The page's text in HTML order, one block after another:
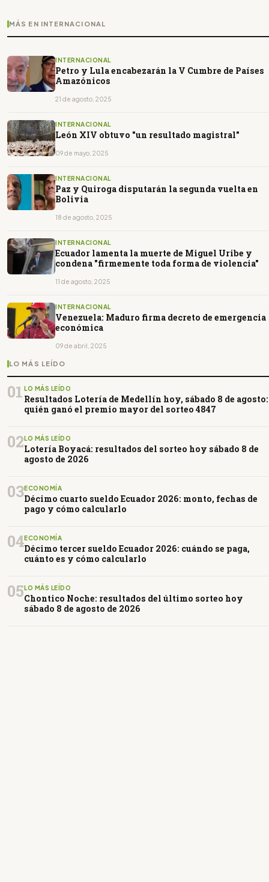
MÁS EN INTERNACIONAL
INTERNACIONAL
Petro y Lula encabezarán la V Cumbre de Países
Amazónicos
21 de agosto, 2025
INTERNACIONAL
León XIV obtuvo "un resultado magistral"
09 de mayo, 2025
INTERNACIONAL
Paz y Quiroga disputarán la segunda vuelta en
Bolivia
18 de agosto, 2025
INTERNACIONAL
Ecuador lamenta la muerte de Miguel Uribe y
condena "firmemente toda forma de violencia"
11 de agosto, 2025
INTERNACIONAL
Venezuela: Maduro firma decreto de emergencia
económica
09 de abril, 2025
LO MÁS LEÍDO
01 LO MÁS LEÍDO
Resultados Lotería de Medellín hoy, sábado 8 de agosto:
quién ganó el premio mayor del sorteo 4847
02LO MÁS LEÍDO
Lotería Boyacá: resultados del sorteo hoy sábado 8 de
agosto de 2026
03ECONOMÍA
Décimo cuarto sueldo Ecuador 2026: monto, fechas de
pago y cómo calcularlo
04ECONOMÍA
Décimo tercer sueldo Ecuador 2026: cuándo se paga,
cuánto es y cómo calcularlo
05LO MÁS LEÍDO
Chontico Noche: resultados del último sorteo hoy
sábado 8 de agosto de 2026